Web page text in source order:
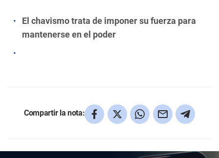
El chavismo trata de imponer su fuerza para
mantenerse en el poder
Compartir la nota: